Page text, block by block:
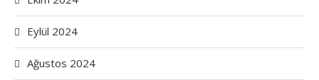
Eylül 2024
Ağustos 2024